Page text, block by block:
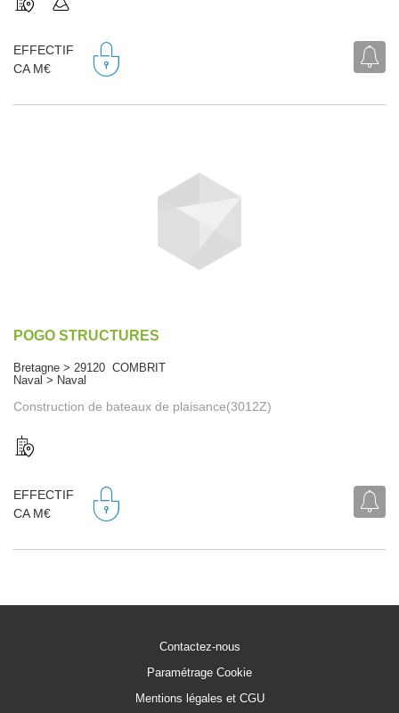
EFFECTIF
CA M€
POGO STRUCTURES
Bretagne > 29120 COMBRIT
Naval > Naval
Construction de bateaux de plaisance(3012Z)
EFFECTIF
CA M€
Contactez-nous
Paramétrage Cookie
Mentions légales et CGU